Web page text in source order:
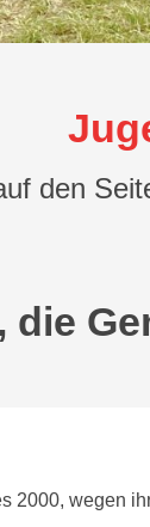
den
die
2000, wegen